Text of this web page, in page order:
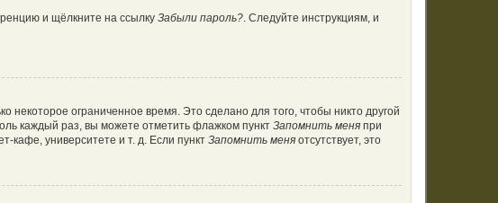
и щёлкните на ссылку Забыли пароль?. Следуйте инструкциям, и
некоторое ограниченное время. Это сделано для того, чтобы никто другой
каждый раз, вы можете отметить флажком пункт Запомнить меня при
кафе, университете и т. д. Если пункт Запомнить меня отсутствует, это